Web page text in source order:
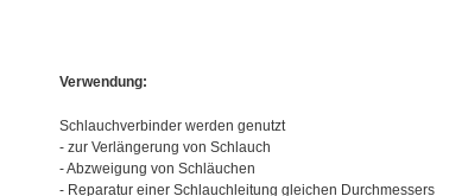
Verwendung:
Schlauchverbinder werden genutzt
- zur Verlängerung von Schlauch
- Abzweigung von Schläuchen
- Reparatur einer Schlauchleitung gleichen Durchmessers